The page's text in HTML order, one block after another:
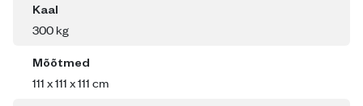
Kaal
300 kg
Mõõtmed
111 x 111 x 111 cm